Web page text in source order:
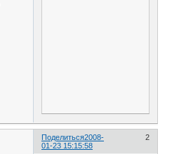
Поделиться 2
2008-
01-23 15:15:58